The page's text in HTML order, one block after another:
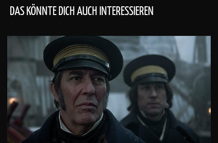
DAS KÖNNTE DICH AUCH INTERESSIEREN